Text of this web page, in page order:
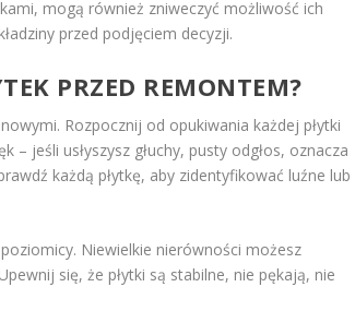
mogą również zniweczyć możliwość ich
przed podjęciem decyzji.
PRZED REMONTEM?
Rozpocznij od opukiwania każdej płytki
jeśli usłyszysz głuchy, pusty odgłos, oznacza
każdą płytkę, aby zidentyfikować luźne lub
Niewielkie nierówności możesz
się, że płytki są stabilne, nie pękają, nie